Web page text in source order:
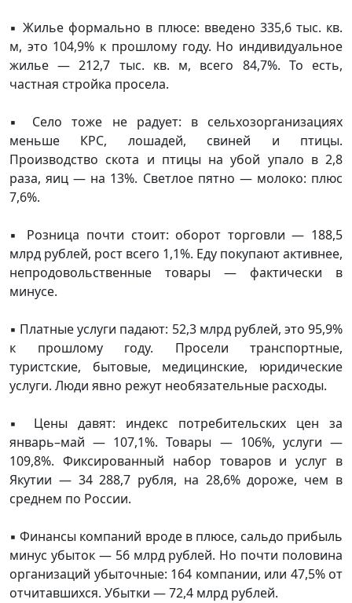
▪️ Жилье формально в плюсе: введено 335,6 тыс. кв.
м, это 104,9% к прошлому году. Но индивидуальное
жилье — 212,7 тыс. кв. м, всего 84,7%. То есть,
частная стройка просела.
▪️ Село тоже не радует: в сельхозорганизациях
меньше КРС, лошадей, свиней и птицы.
Производство скота и птицы на убой упало в 2,8
раза, яиц — на 13%. Светлое пятно — молоко: плюс
7,6%.
▪️ Розница почти стоит: оборот торговли — 188,5
млрд рублей, рост всего 1,1%. Еду покупают активнее,
непродовольственные товары — фактически в
минусе.
▪️ Платные услуги падают: 52,3 млрд рублей, это 95,9%
к прошлому году. Просели транспортные,
туристские, бытовые, медицинские, юридические
услуги. Люди явно режут необязательные расходы.
▪️ Цены давят: индекс потребительских цен за
январь–май — 107,1%. Товары — 106%, услуги —
109,8%. Фиксированный набор товаров и услуг в
Якутии — 34 288,7 рубля, на 28,6% дороже, чем в
среднем по России.
▪️ Финансы компаний вроде в плюсе, сальдо прибыль
минус убыток — 56 млрд рублей. Но почти половина
организаций убыточные: 164 компании, или 47,5% от
отчитавшихся. Убытки — 72,4 млрд рублей.